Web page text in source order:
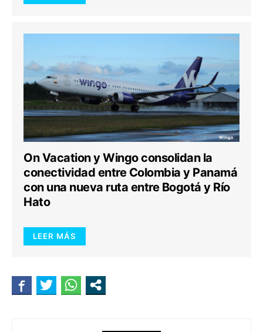
On Vacation y Wingo consolidan la
conectividad entre Colombia y Panamá
con una nueva ruta entre Bogotá y Río
Hato
LEER MÁS